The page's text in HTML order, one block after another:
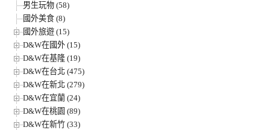
男生玩物 (58)
國外美食 (8)
國外旅遊 (15)
D&W在國外 (15)
D&W在基隆 (19)
D&W在台北 (475)
D&W在新北 (279)
D&W在宜蘭 (24)
D&W在桃園 (89)
D&W在新竹 (33)